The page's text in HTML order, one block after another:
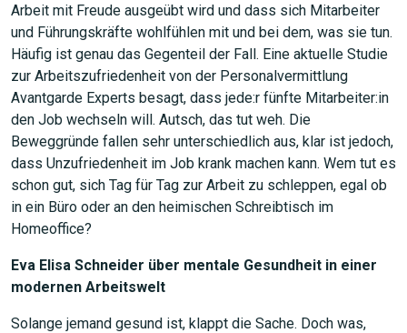
Arbeit mit Freude ausgeübt wird und dass sich Mitarbeiter
und Führungskräfte wohlfühlen mit und bei dem, was sie tun.
Häufig ist genau das Gegenteil der Fall. Eine aktuelle Studie
zur Arbeitszufriedenheit von der Personalvermittlung
Avantgarde Experts besagt, dass jede:r fünfte Mitarbeiter:in
den Job wechseln will. Autsch, das tut weh. Die
Beweggründe fallen sehr unterschiedlich aus, klar ist jedoch,
dass Unzufriedenheit im Job krank machen kann. Wem tut es
schon gut, sich Tag für Tag zur Arbeit zu schleppen, egal ob
in ein Büro oder an den heimischen Schreibtisch im
Homeoffice?
Eva Elisa Schneider über mentale Gesundheit in einer
modernen Arbeitswelt
Solange jemand gesund ist, klappt die Sache. Doch was,